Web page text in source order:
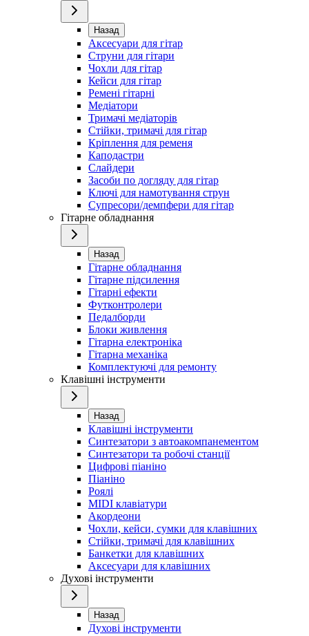
Назад
Аксесуари для гітар
Струни для гітари
Чохли для гітар
Кейси для гітар
Ремені гітарні
Медіатори
Тримачі медіаторів
Стійки, тримачі для гітар
Кріплення для ременя
Каподастри
Слайдери
Засоби по догляду для гітар
Ключі для намотування струн
Супресори/демпфери для гітар
Гітарне обладнання
Назад
Гітарне обладнання
Гітарне підсилення
Гітарні ефекти
Футконтролери
Педалборди
Блоки живлення
Гітарна електроніка
Гітарна механіка
Комплектуючі для ремонту
Клавішні інструменти
Назад
Клавішні інструменти
Синтезатори з автоакомпанементом
Синтезатори та робочі станції
Цифрові піаніно
Піаніно
Роялі
MIDI клавіатури
Акордеони
Чохли, кейси, сумки для клавішних
Стійки, тримачі для клавішних
Банкетки для клавішних
Аксесуари для клавішних
Духові інструменти
Назад
Духові інструменти